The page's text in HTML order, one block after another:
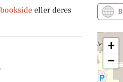
eller deres
+
−